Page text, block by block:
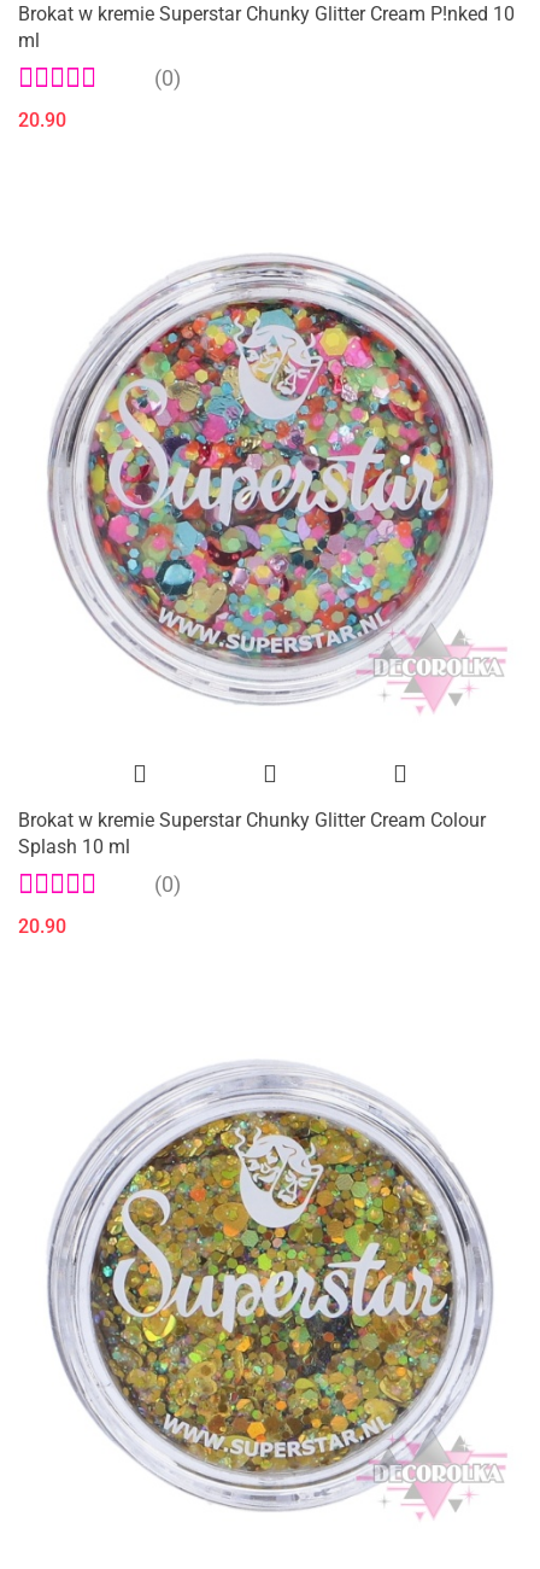
Brokat w kremie Superstar Chunky Glitter Cream P!nked 10
ml
(0)
20.90
Brokat w kremie Superstar Chunky Glitter Cream Colour
Splash 10 ml
(0)
20.90